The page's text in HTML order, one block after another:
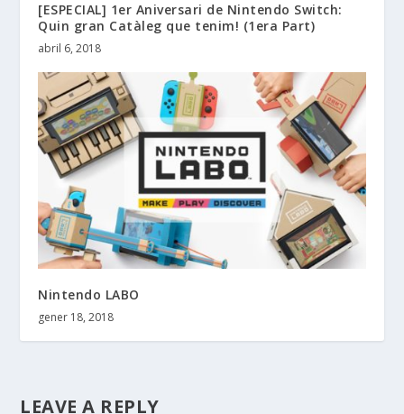
[ESPECIAL] 1er Aniversari de Nintendo Switch:
Quin gran Catàleg que tenim! (1era Part)
abril 6, 2018
Nintendo LABO
gener 18, 2018
LEAVE A REPLY